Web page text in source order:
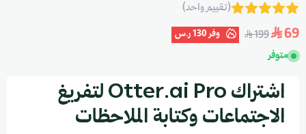
(تقييم واحد)
69
199 وفر130 ر.س
متوفر
اشتراك Otter.ai Pro لتفريغ
الاجتماعات وكتابة الملاحظات